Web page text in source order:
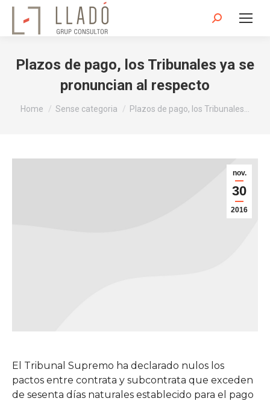
Search:
Plazos de pago, los Tribunales ya se
pronuncian al respecto
You are here:
Home Sense categoria Plazos de pago, los Tribunales…
nov.
30
2016
El Tribunal Supremo ha declarado nulos los
pactos entre contrata y subcontrata que exceden
de sesenta días naturales establecido para el pago